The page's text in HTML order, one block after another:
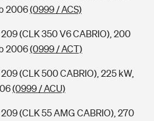
2006(0999 / ACS)
(CLK 350 V6 CABRIO), 200
2006(0999 / ACT)
(CLK 500 CABRIO), 225 kW,
(0999 / ACU)
(CLK 55 AMG CABRIO), 270